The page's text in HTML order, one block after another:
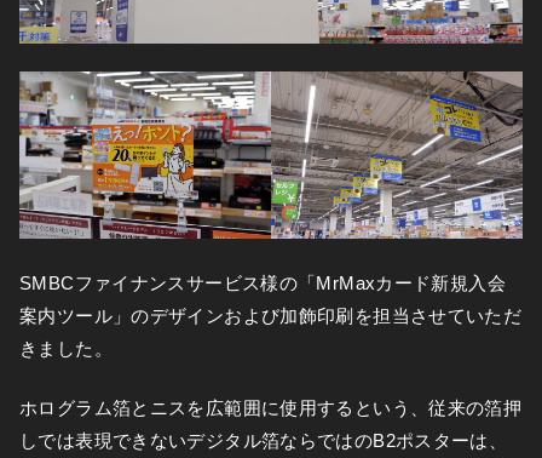
SMBCファイナンスサービス様の「MrMaxカード新規入会
案内ツール」のデザインおよび加飾印刷を担当させていただ
きました。
ホログラム箔とニスを広範囲に使用するという、従来の箔押
しでは表現できないデジタル箔ならではのB2ポスターは、